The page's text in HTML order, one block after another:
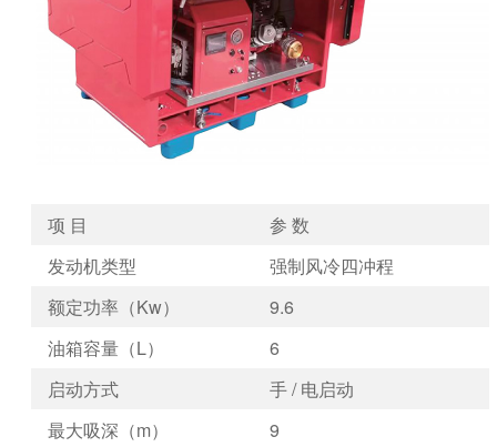
项 目
参 数
发动机类型
强制风冷四冲程
额定功率（Kw）
9.6
油箱容量（L）
6
启动方式
手 / 电启动
最大吸深（m）
9